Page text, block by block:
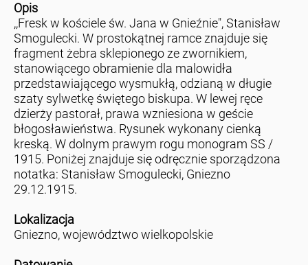
Opis
,,Fresk w kościele św. Jana w Gnieźnie", Stanisław
Smogulecki. W prostokątnej ramce znajduje się
fragment żebra sklepionego ze zwornikiem,
stanowiącego obramienie dla malowidła
przedstawiającego wysmukłą, odzianą w długie
szaty sylwetkę świętego biskupa. W lewej ręce
dzierży pastorał, prawa wzniesiona w geście
błogosławieństwa. Rysunek wykonany cienką
kreską. W dolnym prawym rogu monogram SS /
1915. Poniżej znajduje się odręcznie sporządzona
notatka: Stanisław Smogulecki, Gniezno
29.12.1915.
Lokalizacja
Gniezno, województwo wielkopolskie